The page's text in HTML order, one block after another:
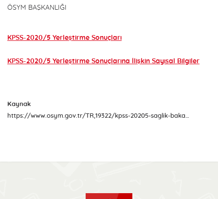
ÖSYM BAŞKANLIĞI
KPSS-2020/5 Yerleştirme Sonuçları
KPSS-2020/5 Yerleştirme Sonuçlarına İlişkin Sayısal Bilgiler
Kaynak
https://www.osym.gov.tr/TR,19322/kpss-20205-saglik-bakanliginin-sozlesmeli-pozisyonlarina-yerlestirme-sonuclari-aciklandi-06042020.html